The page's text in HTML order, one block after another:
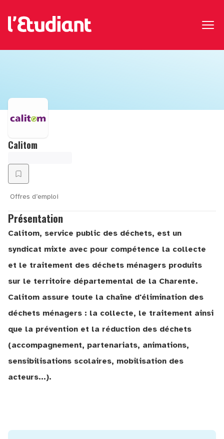
Calitom
Offres d’emploi
Présentation
Calitom, service public des déchets, est un
syndicat mixte avec pour compétence la collecte
et le traitement des déchets ménagers produits
sur le territoire départemental de la Charente.
Calitom assure toute la chaîne d'élimination des
déchets ménagers : la collecte, le traitement ainsi
que la prévention et la réduction des déchets
(accompagnement, partenariats, animations,
sensibilisations scolaires, mobilisation des
acteurs...).